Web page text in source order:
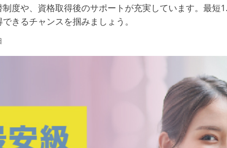
度や、資格取得後のサポートが充実しています。最短
きるチャンスを掴みましょう。